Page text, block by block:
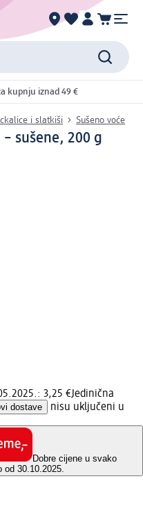
kupnju iznad 49 €
i slatkiši Sušeno voće
sušene, 200 g
3,25 €Jedinična
dostave
nisu uključeni u
Dobre cijene u svako
od 30.10.2025.